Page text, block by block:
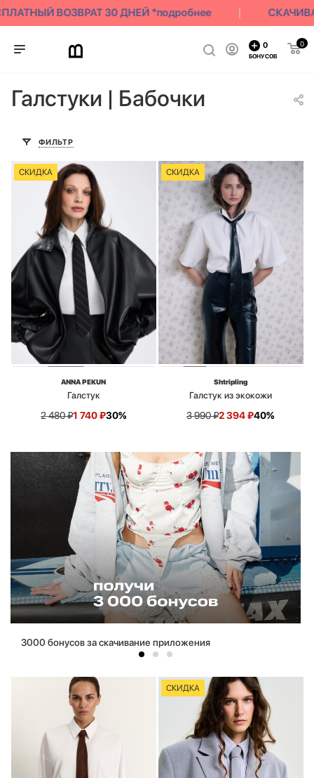
ВОЗВРАТ 30 ДНЕЙ *подробнее
0
0
БОНУСОВ
Галстуки | Бабочки
ФИЛЬТР
СКИДКА
ANNA PEKUN
Галстук
2 480₽1 740₽30%
СКИДКА
Shtripling
Галстук из экокожи
3 990₽2 394₽40%
3000 бонусов за скачивание приложения
СКИДКА